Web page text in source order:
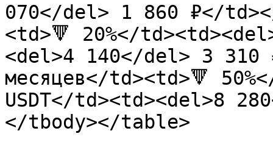
070</del> 1 860 ₽</
<td>🔻 20%</
<del>4 140</del> 3
месяцев</td><td>🔻
USDT</td><td><del>8
</tbody></table>